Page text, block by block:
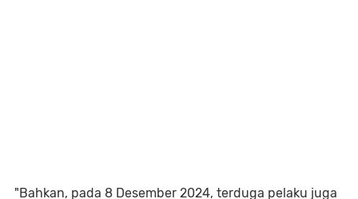
"Bahkan, pada 8 Desember 2024, terduga pelaku juga